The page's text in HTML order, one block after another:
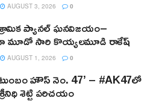
AUGUST 3, 2026 0
శ్రామిక ప్యానల్‌ ఘనవిజయం–
మూడో సారి కొయ్యలమూడి రాకేష్‌
AUGUST 1, 2026 0
హౌస్ నెం. 47’ – #AK47లో
శ్రీనిధి శెట్టి పరిచయం